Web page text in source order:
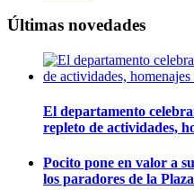
Últimas novedades
El departamento
repleto de actividades,
Pocito pone en valor a
los paradores de la